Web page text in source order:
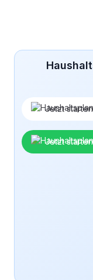
Jetzt
Jetzt